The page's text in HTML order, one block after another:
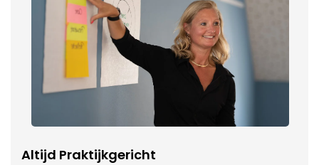
Altijd Praktijkgericht